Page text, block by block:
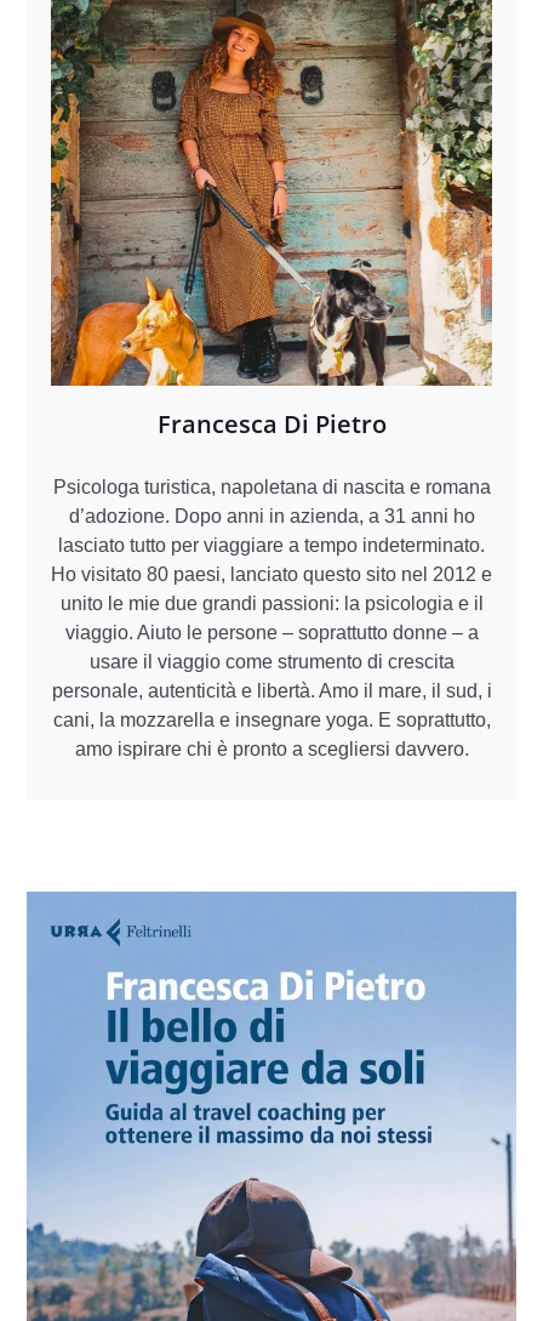
Francesca Di Pietro
Psicologa turistica, napoletana di nascita e romana
d’adozione. Dopo anni in azienda, a 31 anni ho
lasciato tutto per viaggiare a tempo indeterminato.
Ho visitato 80 paesi, lanciato questo sito nel 2012 e
unito le mie due grandi passioni: la psicologia e il
viaggio. Aiuto le persone – soprattutto donne – a
usare il viaggio come strumento di crescita
personale, autenticità e libertà. Amo il mare, il sud, i
cani, la mozzarella e insegnare yoga. E soprattutto,
amo ispirare chi è pronto a scegliersi davvero.